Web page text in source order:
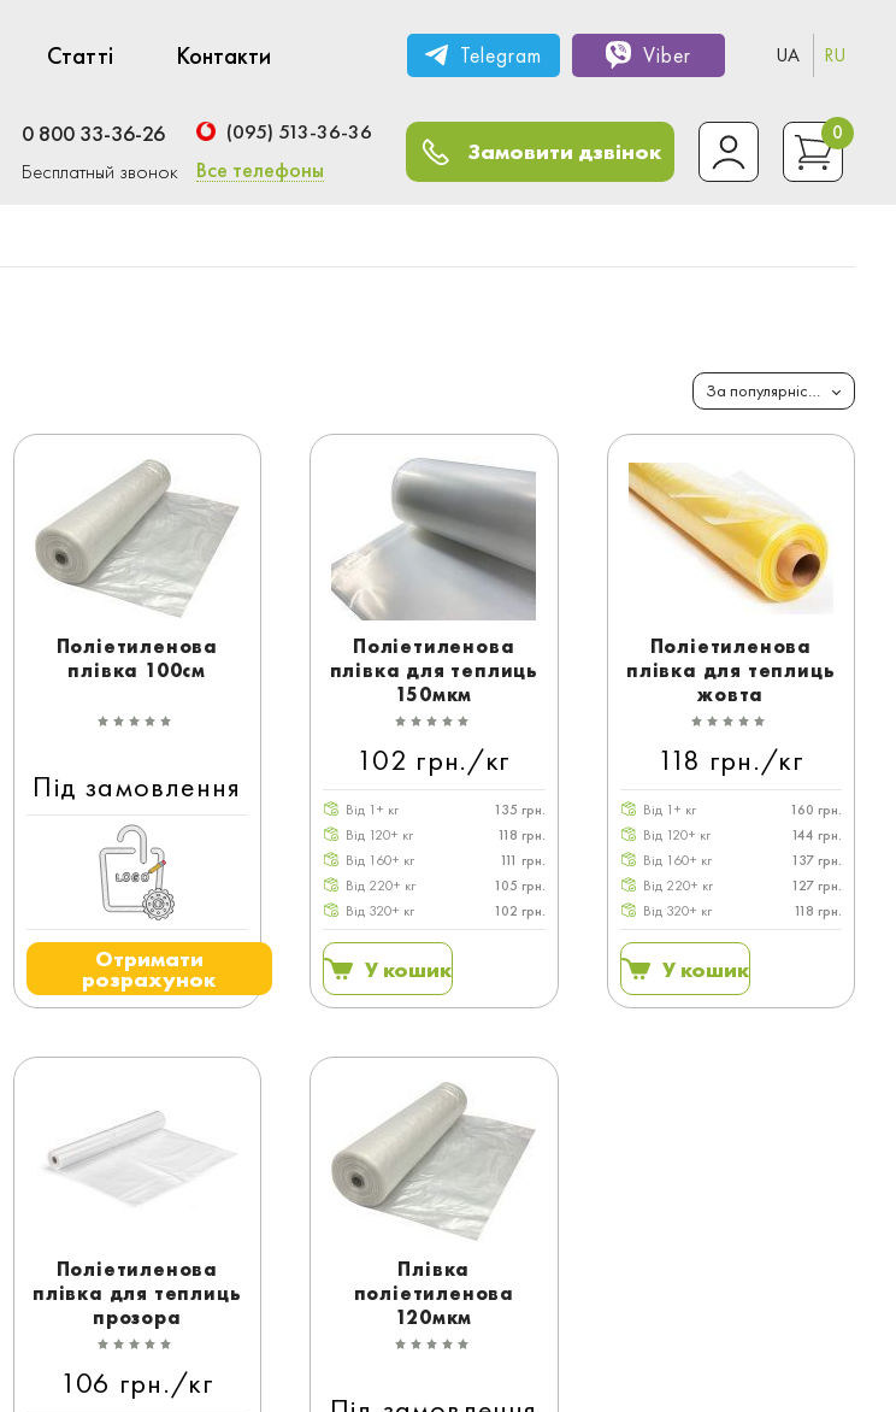
Статті Контакти Telegram Viber UA RU
0 800 33-36-26
Бесплатный звонок
(095) 513-36-36
Все телефоны
Замовити дзвінок
0
За популярністю
Поліетиленова
плівка 100см
Під замовлення
Отримати
розрахунок
Поліетиленова
плівка для теплиць
150мкм
102 грн./кг
Від 1+ кг
135 грн.
Від 120+ кг
118 грн.
Від 160+ кг
111 грн.
Від 220+ кг
105 грн.
Від 320+ кг
102 грн.
У кошик
Поліетиленова
плівка для теплиць
жовта
118 грн./кг
Від 1+ кг
160 грн.
Від 120+ кг
144 грн.
Від 160+ кг
137 грн.
Від 220+ кг
127 грн.
Від 320+ кг
118 грн.
У кошик
Поліетиленова
плівка для теплиць
прозора
106 грн./кг
Плівка
поліетиленова
120мкм